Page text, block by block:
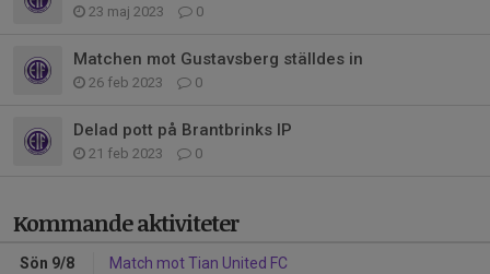
23 maj 2023 0
Matchen mot Gustavsberg ställdes in
26 feb 2023 0
Delad pott på Brantbrinks IP
21 feb 2023 0
Kommande aktiviteter
Sön 9/8 Match mot Tian United FC